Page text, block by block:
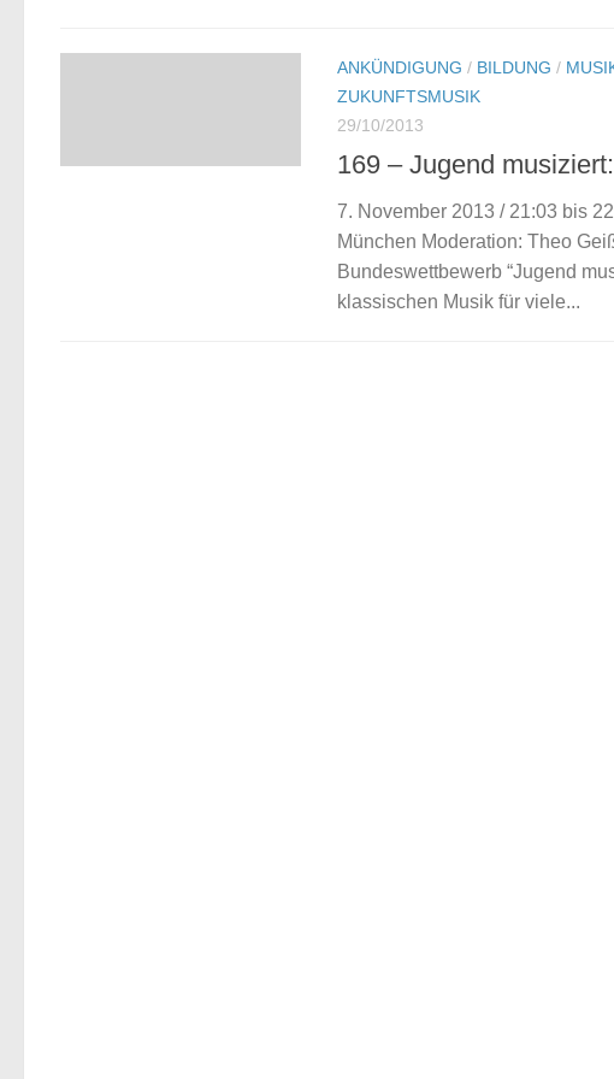
ANKÜNDIGUNG / BILDUNG /
ZUKUNFTSMUSIK
29/10/2013
169 – Jugend
7. November 2013 / 21:03 bis
München Moderation: Theo
Bundeswettbewerb “Jugend
klassischen Musik für viele...